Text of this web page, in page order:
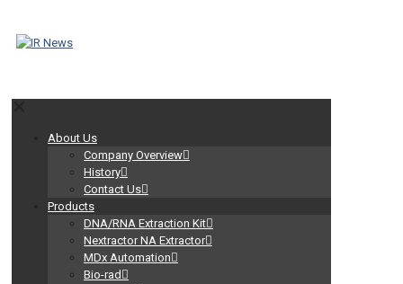
About Us
Company Overview
History
Contact Us
Products
DNA/RNA Extraction Kit
Nextractor NA Extractor
MDx Automation
Bio-rad